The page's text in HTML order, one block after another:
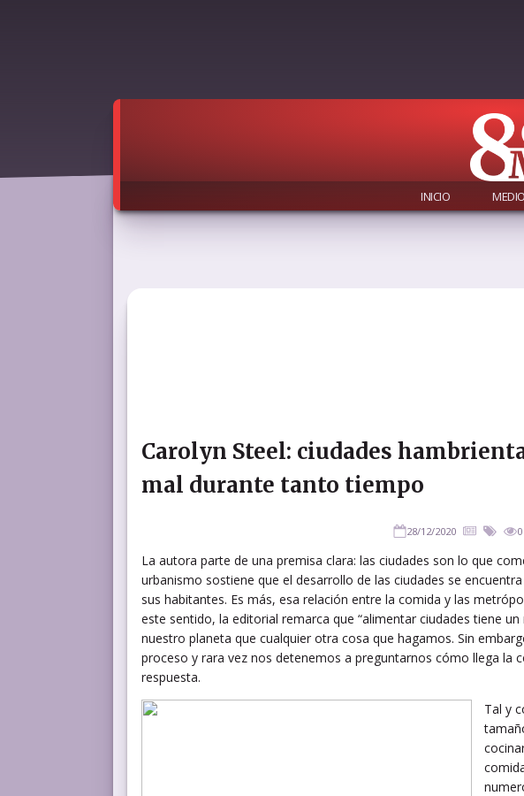
INICIO
Carolyn Steel: ciudades
mal durante tanto tiempo
28/12/2020 0
La autora parte de una premisa clara: las ciudades son lo que
urbanismo sostiene que el desarrollo de las ciudades se
sus habitantes. Es más, esa relación entre la comida y las
este sentido, la editorial remarca que “alimentar ciudades tiene
nuestro planeta que cualquier otra cosa que hagamos. Sin
proceso y rara vez nos detenemos a preguntarnos cómo llega la
respuesta.
Tal y